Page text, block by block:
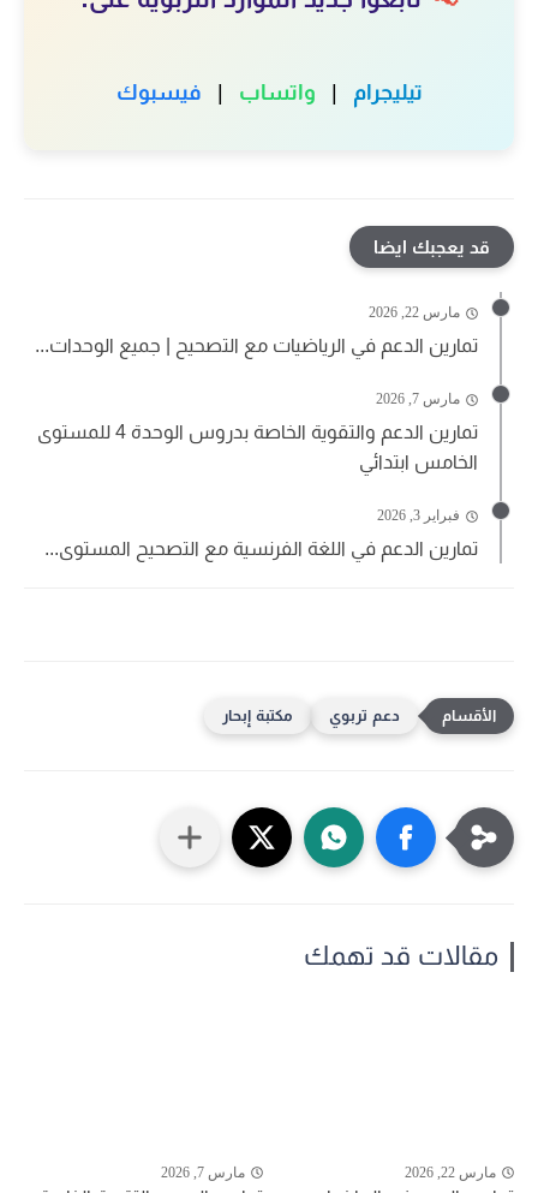
تيليجرام واتساب فيسبوك
قد يعجبك ايضا
مارس 22, 2026
تمارين الدعم في الرياضيات مع التصحيح | جميع الوحدات...
مارس 7, 2026
تمارين الدعم والتقوية الخاصة بدروس الوحدة 4 للمستوى
الخامس ابتدائي
فبراير 3, 2026
تمارين الدعم في اللغة الفرنسية مع التصحيح المستوى...
دعم تربوي مكتبة إبحار
مقالات قد تهمك
مارس 22, 2026 مارس 7, 2026